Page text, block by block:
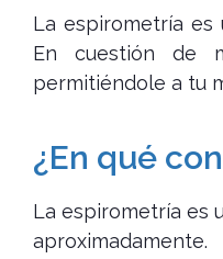
La espirometría es
En cuestión de
permitiéndole a tu
¿En qué
La espirometría es
aproximadamente.